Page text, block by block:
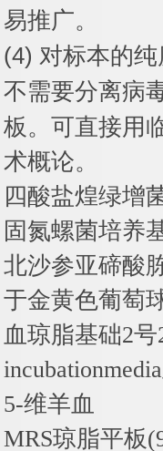
易推广。
(4) 对标本的
不需要分离病
板。可直接用
术概论。
四酸盐煌绿增
固氮螺菌培养
北沙参亚碲酸
于金黄色葡萄
血琼脂基础2号
incubationmedia
5-维羊血
MRS琼脂平板